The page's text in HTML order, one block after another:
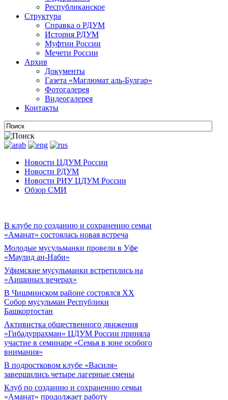
Республиканское
Структура
Справка о РДУМ
История РДУМ
Муфтии России
Мечети России
Архив
Документы
Газета «Маглюмат аль-Булгар»
Фотогалерея
Видеогалерея
Контакты
Новости ЦДУМ России
Новости РДУМ
Новости РИУ ЦДУМ России
Обзор СМИ
В клубе по созданию и сохранению семьи
«Аманат» состоялась новая встреча
Молодые мусульманки провели в Уфе
«Маулид ан-Наби»
Уфимские мусульманки встретились на
«Аишиных вечерах»
В Чишминском районе состоялся XX
Собор мусульман Республики
Башкортостан
Активистка общественного движения
«Гибадуррахман» ЦДУМ России приняла
участие в семинаре «Семья в зоне особого
внимания»
В подростковом клубе «Василя»
завершились четыре лагерные смены
Клуб по созданию и сохранению семьи
«Аманат» продолжает работу